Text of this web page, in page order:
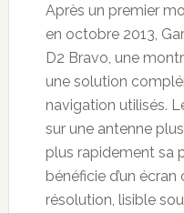
Après un premier
en octobre 2013,
D2 Bravo, une
une solution
navigation utilisés.
sur une antenne
plus rapidement sa
bénéficie d’un
résolution, lisible